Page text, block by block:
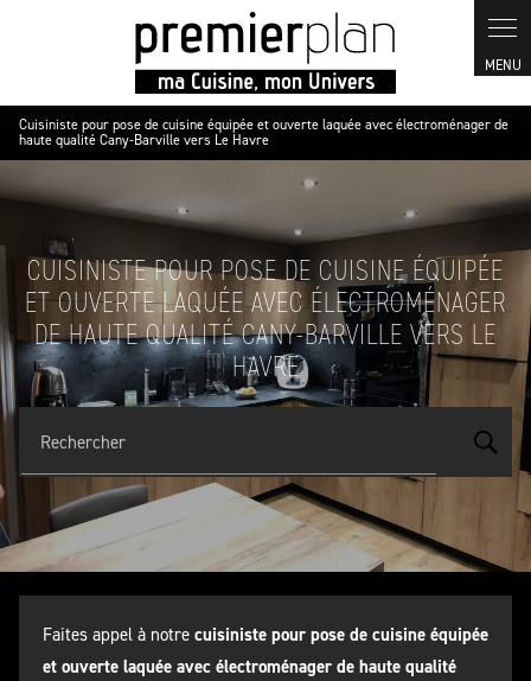
Cuisiniste pour pose de cuisine équipée et ouverte laquée avec électroménager de
haute qualité Cany-Barville vers Le Havre
CUISINISTE POUR POSE DE CUISINE ÉQUIPÉE
ET OUVERTE LAQUÉE AVEC ÉLECTROMÉNAGER
DE HAUTE QUALITÉ CANY-BARVILLE VERS LE
HAVRE
Rechercher
Faites appel à notre cuisiniste pour pose de cuisine équipée
et ouverte laquée avec électroménager de haute qualité